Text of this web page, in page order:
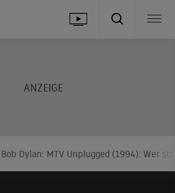
Bob Dylan: MTV Unplugged (1994): Wer